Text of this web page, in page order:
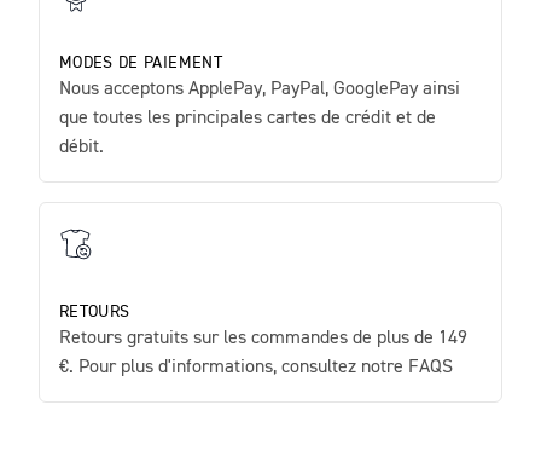
MODES DE PAIEMENT
Nous acceptons ApplePay, PayPal, GooglePay ainsi
que toutes les principales cartes de crédit et de
débit.
RETOURS
Retours gratuits sur les commandes de plus de 149
€. Pour plus d'informations, consultez notre FAQS